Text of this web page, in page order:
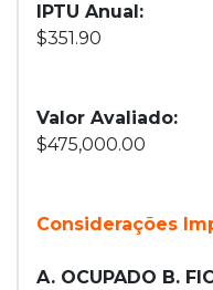
IPTU Anual:
$351.90
Valor Avaliado:
$475,000.00
Considerações
A. OCUPADO B.